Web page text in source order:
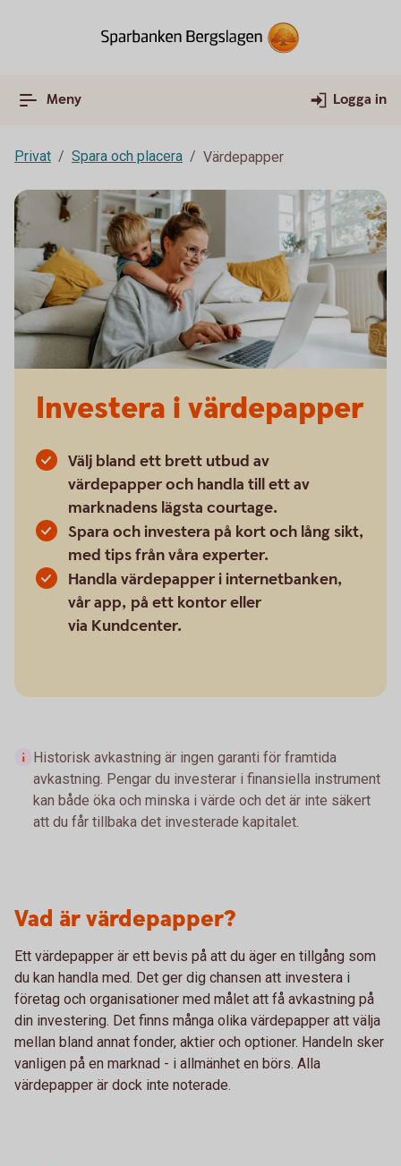
Meny Logga in
Privat Spara och placera Värdepapper
Investera i värdepapper
Välj bland ett brett utbud av
värdepapper och handla till ett av
marknadens lägsta courtage.
Spara och investera på kort och lång sikt,
med tips från våra experter.
Handla värdepapper i internetbanken,
vår app, på ett kontor eller
via Kundcenter.
Historisk avkastning är ingen garanti för framtida
avkastning. Pengar du investerar i finansiella instrument
kan både öka och minska i värde och det är inte säkert
att du får tillbaka det investerade kapitalet.
Vad är värdepapper?
Ett värdepapper är ett bevis på att du äger en tillgång som
du kan handla med. Det ger dig chansen att investera i
företag och organisationer med målet att få avkastning på
din investering. Det finns många olika värdepapper att välja
mellan bland annat fonder, aktier och optioner. Handeln sker
vanligen på en marknad - i allmänhet en börs. Alla
värdepapper är dock inte noterade.